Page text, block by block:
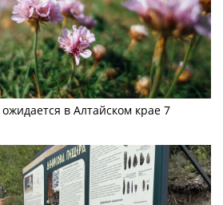
в Алтайском крае 7